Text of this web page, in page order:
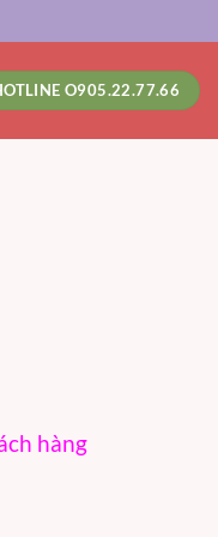
O905.22.77.66
hàng